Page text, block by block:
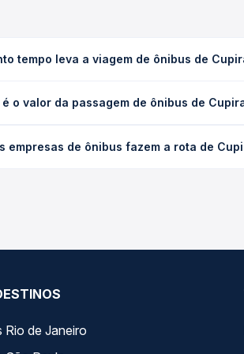
tempo leva a viagem de ônibus de
ou leito) e as condições de tráfego. Na
é o valor da passagem de ônibus de
e a antecedência da compra. Na Quero
empresas de ônibus fazem a rota de
Rio de Janeiro